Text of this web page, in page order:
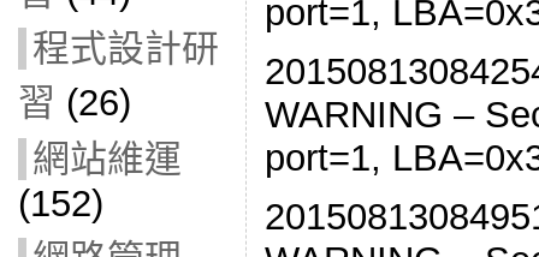
程式設計研
習 (26)
網站維運
(152)
port=1,
WARNING –
port=1,